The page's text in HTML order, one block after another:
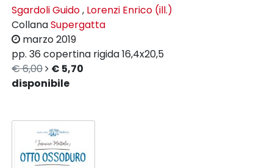
Sgardoli Guido, Lorenzi Enrico (ill.)
CollanaSupergatta
marzo 2019
pp. 36 copertina rigida16,4x20,5
€ 6,00
€ 5,70
disponibile